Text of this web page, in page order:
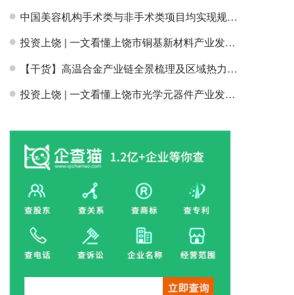
H 中国美容机构手术类与非手术类项目均实现规模增长【组图】
H 投资上饶 | 一文看懂上饶市铜基新材料产业发展现状与投资机会前瞻
H 【干货】高温合金产业链全景梳理及区域热力地图
H 投资上饶 | 一文看懂上饶市光学元器件产业发展现状与投资机会前瞻